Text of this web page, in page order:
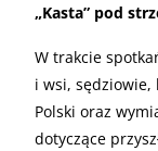
„Kasta” pod
W trakcie
i wsi, sędziowie,
Polski oraz
dotyczące